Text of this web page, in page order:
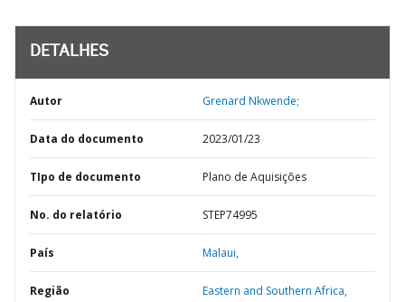
DETALHES
Autor Grenard Nkwende;
Data do documento 2023/01/23
TIpo de documento Plano de Aquisições
No. do relatório STEP74995
País Malaui,
Região Eastern and Southern Africa,